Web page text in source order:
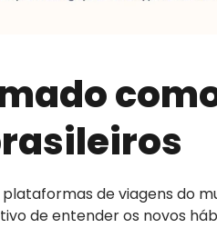
de viagens do
de entender os novos